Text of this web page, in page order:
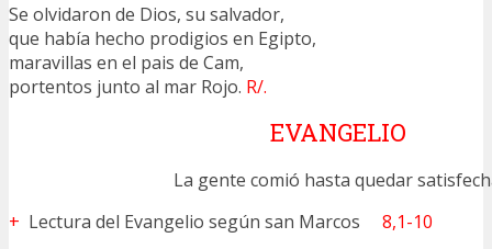
Se olvidaron de Dios, su salvador,
que había hecho prodigios en Egipto,
maravillas en el pais de Cam,
portentos junto al mar Rojo. R/.
EVANGELIO
La gente comió hasta quedar
+ Lectura del Evangelio según san Marcos 8,1-10